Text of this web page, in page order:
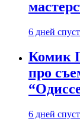
6 дней
Комик
про
6 дней